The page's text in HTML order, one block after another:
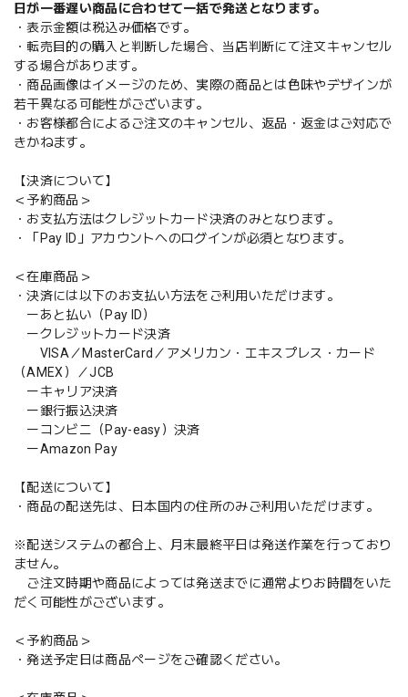
日が一番遅い商品に合わせて一括で発送となります。
・表示金額は税込み価格です。
・転売目的の購入と判断した場合、当店判断にて注文キャンセル
する場合があります。
・商品画像はイメージのため、実際の商品とは色味やデザインが
若干異なる可能性がございます。
・お客様都合によるご注文のキャンセル、返品・返金はご対応で
きかねます。
【決済について】
＜予約商品＞
・お支払方法はクレジットカード決済のみとなります。
・「Pay ID」アカウントへのログインが必須となります。
＜在庫商品＞
・決済には以下のお支払い方法をご利用いただけます。
ーあと払い（Pay ID）
ークレジットカード決済
VISA／MasterCard／アメリカン・エキスプレス・カード
（AMEX）／JCB
ーキャリア決済
ー銀行振込決済
ーコンビニ（Pay-easy）決済
ーAmazon Pay
【配送について】
・商品の配送先は、日本国内の住所のみご利用いただけます。
※配送システムの都合上、月末最終平日は発送作業を行っており
ません。
ご注文時期や商品によっては発送までに通常よりお時間をいた
だく可能性がございます。
＜予約商品＞
・発送予定日は商品ページをご確認ください。